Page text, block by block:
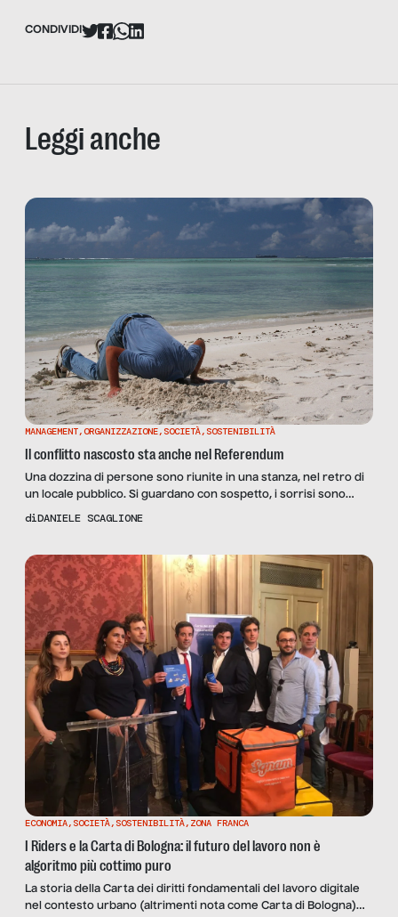
CONDIVIDI
Leggi anche
MANAGEMENT,ORGANIZZAZIONE, SOCIETÀ, SOSTENIBILITÀ
Il conflitto nascosto sta anche nel Referendum
Una dozzina di persone sono riunite in una stanza, nel retro di
un locale pubblico. Si guardano con sospetto, i sorrisi sono
forzati. Uno di loro ha davanti a sé un mucchio di carte. Sta per
diDANIELE SCAGLIONE
ECONOMIA, SOCIETÀ, SOSTENIBILITÀ, ZONA FRANCA
I Riders e la Carta di Bologna: il futuro del lavoro non è
algoritmo più cottimo puro
La storia della Carta dei diritti fondamentali del lavoro digitale
nel contesto urbano (altrimenti nota come Carta di Bologna)